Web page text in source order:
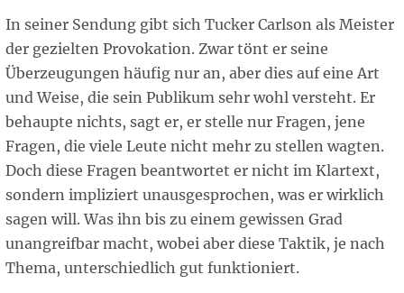
In seiner Sendung gibt sich Tucker Carlson als Meister
der gezielten Provokation. Zwar tönt er seine
Überzeugungen häufig nur an, aber dies auf eine Art
und Weise, die sein Publikum sehr wohl versteht. Er
behaupte nichts, sagt er, er stelle nur Fragen, jene
Fragen, die viele Leute nicht mehr zu stellen wagten.
Doch diese Fragen beantwortet er nicht im Klartext,
sondern impliziert unausgesprochen, was er wirklich
sagen will. Was ihn bis zu einem gewissen Grad
unangreifbar macht, wobei aber diese Taktik, je nach
Thema, unterschiedlich gut funktioniert.